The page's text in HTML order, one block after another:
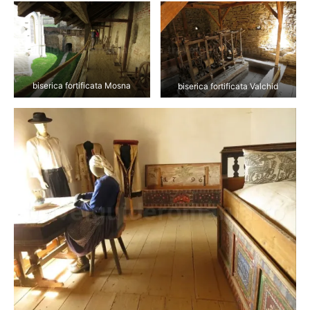
biserica fortificata Mosna biserica fortificata Valchid